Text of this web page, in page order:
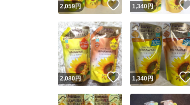
2,059円 いいね！
1,340円
2,080円 いいね！
1,340円